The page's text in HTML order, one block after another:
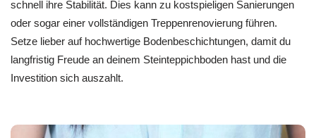
schnell ihre Stabilität. Dies kann zu kostspieligen Sanierungen
oder sogar einer vollständigen Treppenrenovierung führen.
Setze lieber auf hochwertige Bodenbeschichtungen, damit du
langfristig Freude an deinem Steinteppichboden hast und die
Investition sich auszahlt.